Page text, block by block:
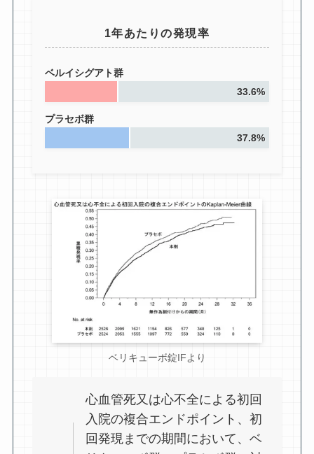
1年あたりの発現率
ベルイシグアト群
33.6%
プラセボ群
37.8%
ベリキューボ錠IFより
心血管死又は心不全による初回
入院の複合エンドポイント、初
回発現までの期間において、ベ